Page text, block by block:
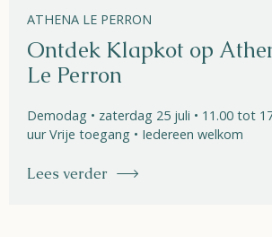
ATHENA LE PERRON
Ontdek Klapkot op
Le Perron
Demodag • zaterdag 25 juli • 11.00 tot
uur Vrije toegang • Iedereen welkom
Lees verder